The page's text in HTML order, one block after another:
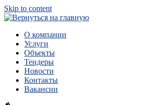
Skip to content
О компании
Услуги
Объекты
Тендеры
Новости
Контакты
Вакансии